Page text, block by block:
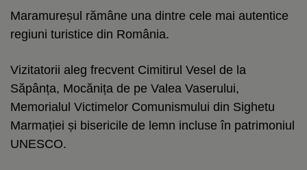
Maramureșul rămâne una dintre cele mai autentice
regiuni turistice din România.
Vizitatorii aleg frecvent Cimitirul Vesel de la
Săpânța, Mocănița de pe Valea Vaserului,
Memorialul Victimelor Comunismului din Sighetu
Marmației și bisericile de lemn incluse în patrimoniul
UNESCO.